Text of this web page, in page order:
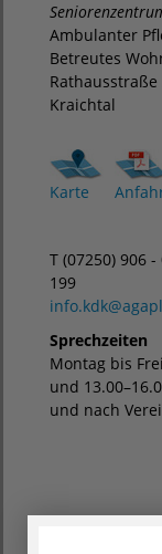
Ambulanter
Betreutes
Rathausstraße
Kraichtal
Karte
T (07250) 906 -
199
info.kdk@
Sprechzeiten
Montag bis
und
und nach